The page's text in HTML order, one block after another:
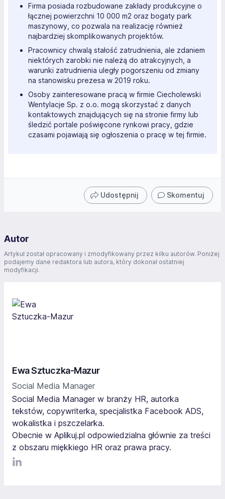
Firma posiada rozbudowane zakłady produkcyjne o
łącznej powierzchni 10 000 m2 oraz bogaty park
maszynowy, co pozwala na realizację również
najbardziej skomplikowanych projektów.
Pracownicy chwalą stałość zatrudnienia, ale zdaniem
niektórych zarobki nie należą do atrakcyjnych, a
warunki zatrudnienia uległy pogorszeniu od zmiany
na stanowisku prezesa w 2019 roku.
Osoby zainteresowane pracą w firmie Ciecholewski
Wentylacje Sp. z o.o. mogą skorzystać z danych
kontaktowych znajdujących się na stronie firmy lub
śledzić portale poświęcone rynkowi pracy, gdzie
czasami pojawiają się ogłoszenia o pracę w tej firmie.
Udostępnij Skomentuj
Autor
Artykuł został opracowany i zmodyfikowany przez kilku autorów. Poniżej
podajemy dane redaktora lub autora, który dokonał ostatniej
modyfikacji.
Ewa Sztuczka-Mazur
Social Media Manager
Social Media Manager w branży HR, autorka
tekstów, copywriterka, specjalistka Facebook ADS,
wokalistka i pszczelarka.
Obecnie w Aplikuj.pl odpowiedzialna głównie za treści
z obszaru miękkiego HR oraz prawa pracy.
LinkediIn